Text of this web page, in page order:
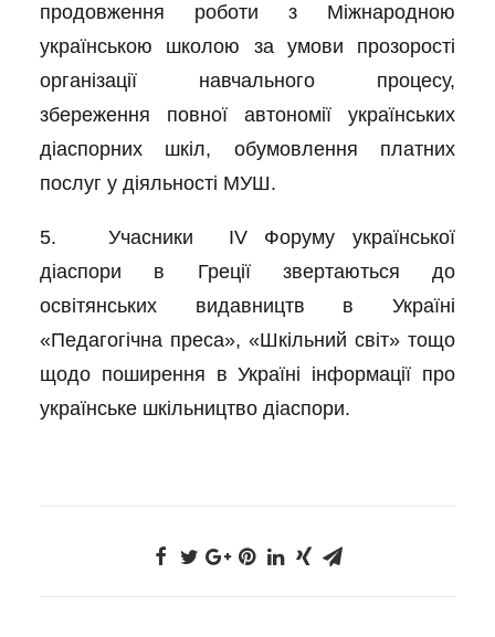
продовження роботи з Міжнародною
українською школою за умови прозорості
організації навчального процесу,
збереження повної автономії українських
діаспорних шкіл, обумовлення платних
послуг у діяльності МУШ.
5. Учасники IV Форуму української
діаспори в Греції звертаються до
освітянських видавництв в Україні
«Педагогічна преса», «Шкільний світ» тощо
щодо поширення в Україні інформації про
українське шкільництво діаспори.